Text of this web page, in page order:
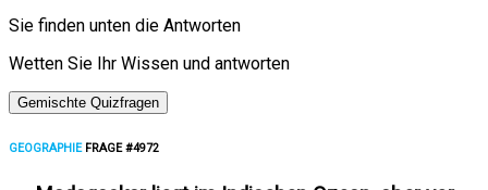
Sie finden unten die Antworten
Wetten Sie Ihr Wissen und antworten
Gemischte Quizfragen
GEOGRAPHIEFRAGE #4972